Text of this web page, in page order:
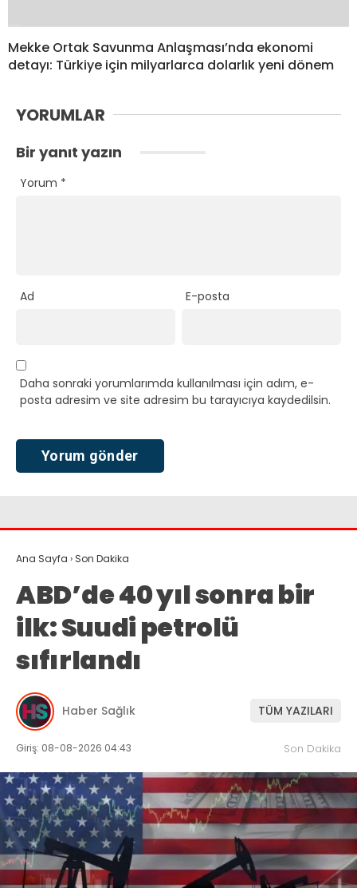
Mekke Ortak Savunma Anlaşması’nda ekonomi
detayı: Türkiye için milyarlarca dolarlık yeni dönem
YORUMLAR
Bir yanıt yazın
Yorum *
Ad E-posta
Daha sonraki yorumlarımda kullanılması için adım, e-
posta adresim ve site adresim bu tarayıcıya kaydedilsin.
Ana Sayfa › Son Dakika
ABD’de 40 yıl sonra bir
ilk: Suudi petrolü
sıfırlandı
Haber Sağlık TÜM YAZILARI
Giriş: 08-08-2026 04:43 Son Dakika